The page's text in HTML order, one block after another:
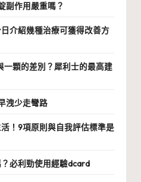
副作用嚴重嗎？
介紹幾種治療可獲得改善方
一顆的差別？犀利士的最高建
洩少走彎路
！9項原則與自我評估標準是
必利勁使用經驗dcard